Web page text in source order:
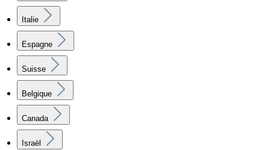
Italie
Espagne
Suisse
Belgique
Canada
Israël